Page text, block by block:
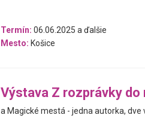
Termín: 06.06.2025 a ďalšie
Mesto: Košice
Výstava Z rozprávky do
a Magické mestá - jedna autorka, dve